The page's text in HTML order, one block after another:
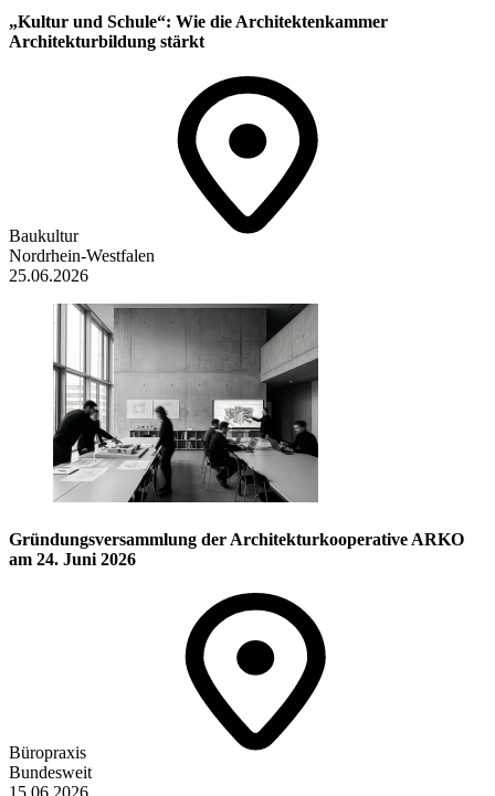
„Kultur und Schule“: Wie die Architektenkammer
Architekturbildung stärkt
Baukultur
Nordrhein-Westfalen
25.06.2026
Gründungsversammlung der Architekturkooperative ARKO
am 24. Juni 2026
Büropraxis
Bundesweit